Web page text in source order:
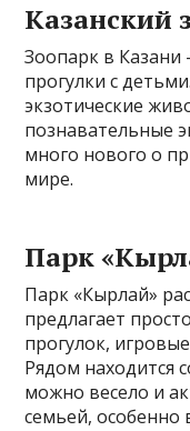
Казанский
Зоопарк в Казани
прогулки с
экзотические
познавательные
много нового о
мире.
Парк
Парк «Кырлай»
предлагает
прогулок,
Рядом находится
можно весело и
семьей, особенно